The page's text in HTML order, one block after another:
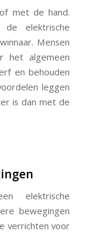
met de hand.
elektrische
Mensen
het algemeen
en behouden
leggen
is dan met de
elektrische
bewegingen
verrichten voor